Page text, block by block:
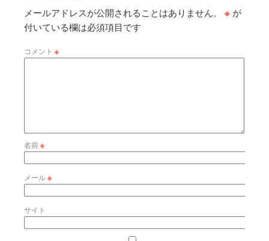
メールアドレスが公開されることはありません。 ※ が
付いている欄は必須項目です
コメント ※
名前※
メール※
サイト